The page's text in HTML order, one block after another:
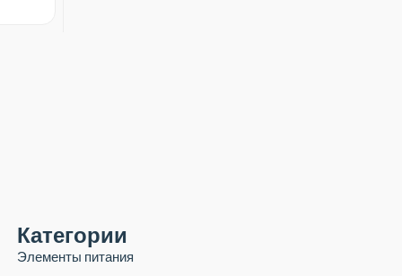
Категории
Элементы питания